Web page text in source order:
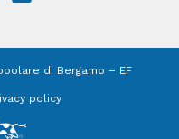
di Bergamo – EF
policy